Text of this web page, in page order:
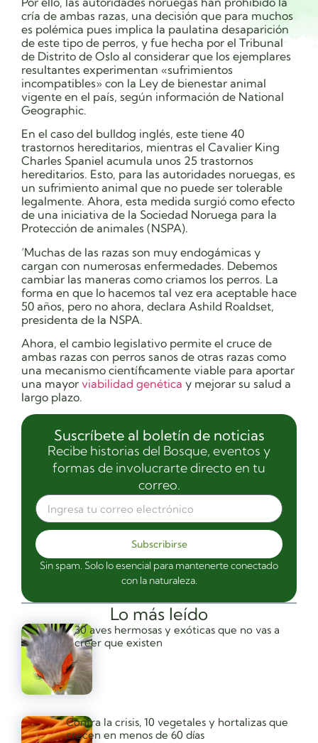
cría de ambas razas, una decisión que para muchos
es polémica pues implica la paulatina desaparición
de este tipo de perros, y fue hecha por el Tribunal
de Distrito de Oslo al considerar que los ejemplares
resultantes experimentan «sufrimientos
incompatibles» con la Ley de bienestar animal
vigente en el país, según información de National
Geographic.
En el caso del bulldog inglés, este tiene 40
trastornos hereditarios, mientras el Cavalier King
Charles Spaniel acumula unos 25 trastornos
hereditarios. Esto, para las autoridades noruegas, es
un sufrimiento animal que no puede ser tolerable
legalmente. Ahora, esta medida surgió como efecto
de una iniciativa de la Sociedad Noruega para la
Protección de animales (NSPA).
‘Muchas de las razas son muy endogámicas y
cargan con numerosas enfermedades. Debemos
cambiar las maneras como criamos los perros. La
forma en que lo hacemos tal vez era aceptable hace
50 años, pero no ahora, declara Ashild Roaldset,
presidenta de la NSPA.
Ahora, el cambio legislativo permite el cruce de
ambas razas con perros sanos de otras razas como
una mecanismo científicamente viable para aportar
una mayor viabilidad genética y mejorar su salud a
largo plazo.
Lo más leído
30 aves hermosas y exóticas que no vas a
creer que existen
Contra la crisis, 10 vegetales y hortalizas que
crecen en menos de 60 días
Suscríbete al boletín de noticias
Recibe historias del Bosque, eventos y
formas de involucrarte directo en tu
correo.
Subscribirse
Sin spam. Solo lo esencial para mantenerte conectado
con la naturaleza.